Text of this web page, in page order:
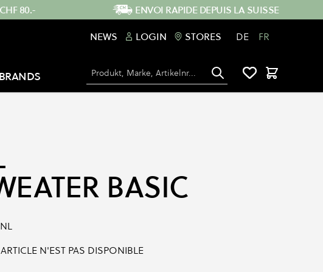
80.-
ENVOI RAPIDE DEPUIS LA SUISSE
NEWS
LOGIN STORES DE FR
BRANDS Chercher Panier
BASIC
N'EST PAS DISPONIBLE